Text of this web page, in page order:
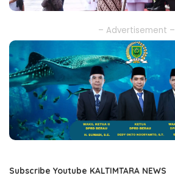
– Advertisement –
Subscribe Youtube KALTIMTARA NEWS